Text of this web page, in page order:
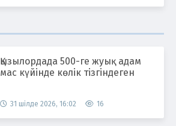
Қызылордада 500-ге жуық адам
мас күйінде көлік тізгіндеген
31 шілде 2026, 16:02 16